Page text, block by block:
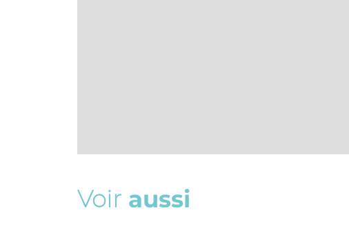
Voir aussi